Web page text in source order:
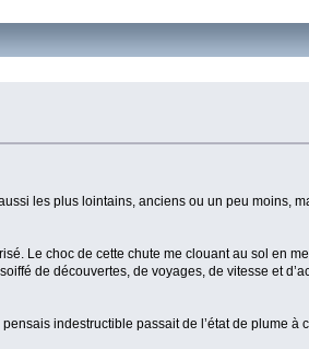
les plus lointains, anciens ou un peu moins,
Le choc de cette chute me clouant au sol en
de découvertes, de voyages, de vitesse et
indestructible passait de l’état de plume à